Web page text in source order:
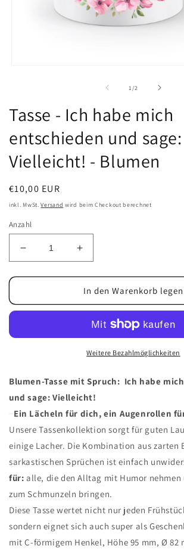
1/von
2
Tasse - Ich habe mich
entschieden und sage:
Vielleicht! - Blumen
Normaler
Preis
€10,00 EUR
inkl. MwSt.Versand wird beim Checkout berechnet
Anzahl
Verringere
die
Menge
Tasse
habe
und
Vielleicht!
-
Blumen
Erhöhe
die
Menge
für
Tasse
Ich
habe
mich
und
Vielleicht!
-
Blumen
In den Warenkorb legen
Weitere Bezahlmöglichkeiten
Blumen-Tasse mit Spruch: Ich habe
und sage: Vielleicht!
Ein Lächeln für dich, ein Augenrollen
Unsere Tassenkollektion sorgt für guten
einige Lacher. Die Kombination aus zarten
sarkastischen Sprüchen ist einfach
für: alle, die den Alltag mit Humor nehmen
zum Schmunzeln bringen.
Diese Tasse wertet nicht nur jeden
sondern eignet sich auch super als
mit C-förmigem Henkel, Höhe 95 mm, Ø 82